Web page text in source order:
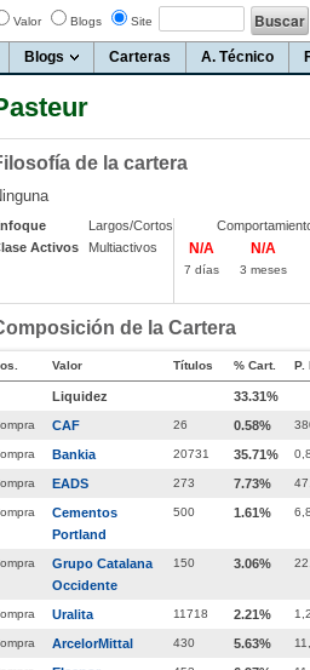
Valor Blogs Site
Blogs Carteras A. Técnico
de la cartera
Largos/Cortos
Activos
Multiactivos N/A
7 días
N/A
3 meses
de la Cartera
Valor Títulos % Cart. P.
Liquidez 33.31%
CAF 26 0.58%
Bankia 20731 35.71%
EADS 273 7.73%
Cementos
Portland
500 1.61%
Grupo Catalana
Occidente
150 3.06%
Uralita 11718 2.21%
ArcelorMittal 430 5.63%